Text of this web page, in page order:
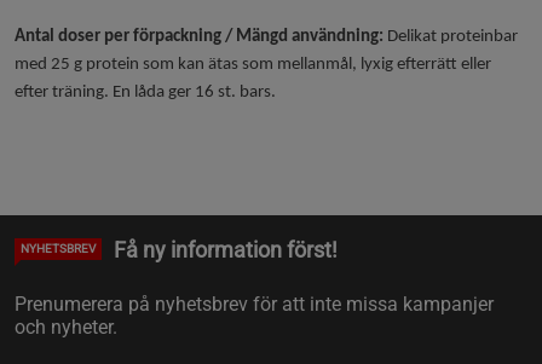
Antal doser per förpackning / Mängd användning: Delikat proteinbar
med 25 g protein som kan ätas som mellanmål, lyxig efterrätt eller
efter träning. En låda ger 16 st. bars.
NYHETSBREV Få ny information först!
Prenumerera på nyhetsbrev för att inte missa kampanjer
och nyheter.